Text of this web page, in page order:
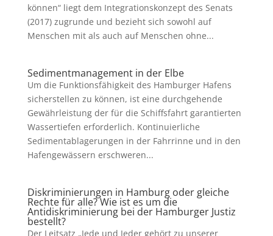
können“ liegt dem Integrationskonzept des Senats
(2017) zugrunde und bezieht sich sowohl auf
Menschen mit als auch auf Menschen ohne...
Sedimentmanagement in der Elbe
Um die Funktionsfähigkeit des Hamburger Hafens
sicherstellen zu können, ist eine durchgehende
Gewährleistung der für die Schiffsfahrt garantierten
Wassertiefen erforderlich. Kontinuierliche
Sedimentablagerungen in der Fahrrinne und in den
Hafengewässern erschweren...
Diskriminierungen in Hamburg oder gleiche
Rechte für alle? Wie ist es um die
Antidiskriminierung bei der Hamburger Justiz
bestellt?
Der Leitsatz „Jede und Jeder gehört zu unserer